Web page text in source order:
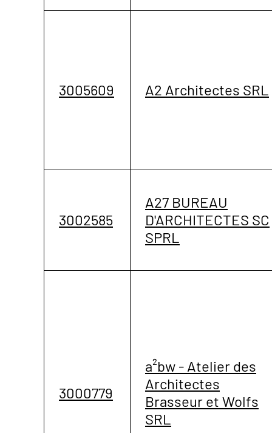
3005609 A2 Architectes SRL
3002585
A27 BUREAU
D'ARCHITECTES SC
SPRL
3000779
a²bw - Atelier des
Architectes
Brasseur et Wolfs
SRL